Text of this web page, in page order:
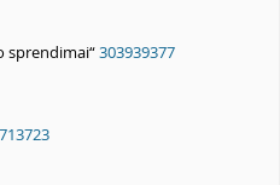
sprendimai“303939377